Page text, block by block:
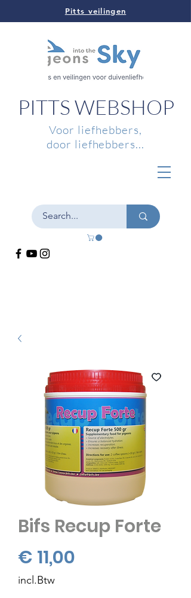
Pitts veilingen
PITTS WEBSHOP
Voor liefhebbers,
door liefhebbers...
Bifs Recup Forte
€ 11,00
incl.Btw